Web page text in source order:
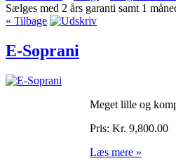
Sælges med 2 års garanti samt 1
« Tilbage
E-Soprani
Meget lille og
Pris: Kr. 9,800.00
Læs mere »